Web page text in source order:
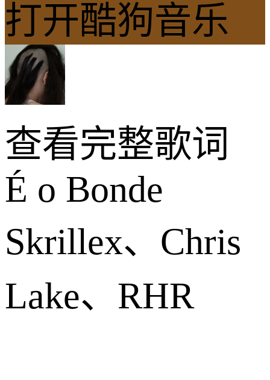
打开酷狗音乐
查看完整歌词
É o Bonde
Skrillex、Chris
Lake、RHR